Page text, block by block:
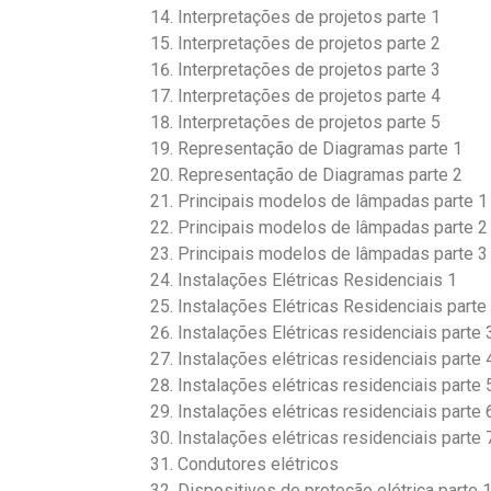
Interpretações de projetos parte 1
Interpretações de projetos parte 2
Interpretações de projetos parte 3
Interpretações de projetos parte 4
Interpretações de projetos parte 5
Representação de Diagramas parte 1
Representação de Diagramas parte 2
Principais modelos de lâmpadas parte 1
Principais modelos de lâmpadas parte 2
Principais modelos de lâmpadas parte 3
Instalações Elétricas Residenciais 1
Instalações Elétricas Residenciais parte
Instalações Elétricas residenciais parte
Instalações elétricas residenciais parte
Instalações elétricas residenciais parte
Instalações elétricas residenciais parte
Instalações elétricas residenciais parte
Condutores elétricos